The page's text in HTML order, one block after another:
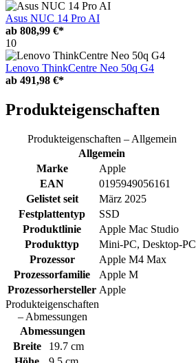
Asus NUC 14 Pro AI
ab 808,99 €*
10
Lenovo ThinkCentre Neo 50q G4
ab 491,98 €*
Produkteigenschaften
Produkteigenschaften – Allgemein
Allgemein
Marke
Apple
EAN
0195949056161
Gelistet seit
März 2025
Festplattentyp
SSD
Produktlinie
Apple Mac Studio
Produkttyp
Mini-PC, Desktop-PC
Prozessor
Apple M4 Max
Prozessorfamilie
Apple M
Prozessorhersteller Apple
Produkteigenschaften
– Abmessungen
Abmessungen
Breite
19.7 cm